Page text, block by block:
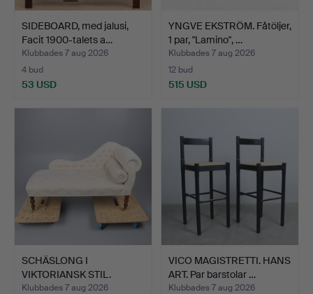
SIDEBOARD, med jalusi,
Facit 1900-talets a…
Klubbades 7 aug 2026
4 bud
53 USD
YNGVE EKSTRÖM. Fåtöljer,
1 par, "Lamino", …
Klubbades 7 aug 2026
12 bud
515 USD
SCHÄSLONG I
VIKTORIANSK STIL.
Klubbades 7 aug 2026
VICO MAGISTRETTI. HANS
ART. Par barstolar …
Klubbades 7 aug 2026